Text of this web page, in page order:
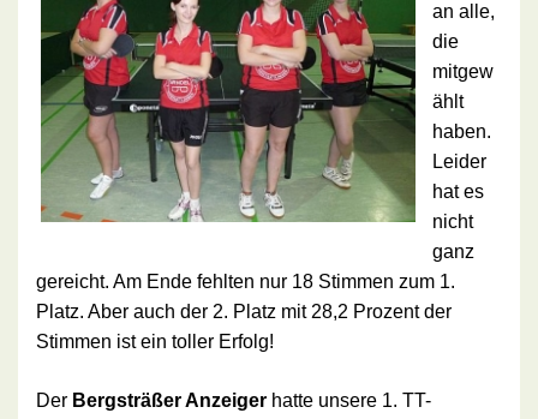
an alle,
die
mitgew
ählt
haben.
Leider
hat es
nicht
ganz
gereicht. Am Ende fehlten nur 18 Stimmen zum 1.
Platz. Aber auch der 2. Platz mit 28,2 Prozent der
Stimmen ist ein toller Erfolg!
Der Bergsträßer Anzeiger hatte unsere 1. TT-